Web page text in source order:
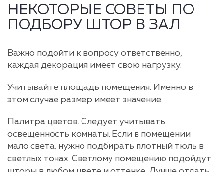
НЕКОТОРЫЕ СОВЕТЫ ПО
ПОДБОРУ ШТОР В ЗАЛ
Важно подойти к вопросу ответственно,
каждая декорация имеет свою нагрузку.
Учитывайте площадь помещения. Именно в
этом случае размер имеет значение.
Палитра цветов. Следует учитывать
освещенность комнаты. Если в помещении
мало света, нужно подбирать плотный тюль в
светлых тонах. Светлому помещению подойдут